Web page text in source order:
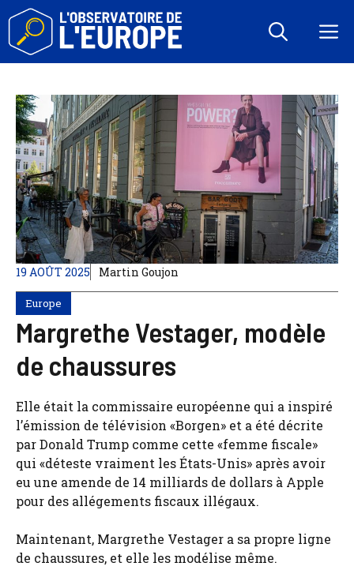
Aller
contenu
19 AOÛT 2025 Martin Goujon
Europe
Margrethe Vestager, modèle
de chaussures
Elle était la commissaire européenne qui a inspiré
l’émission de télévision «Borgen» et a été décrite
par Donald Trump comme cette «femme fiscale»
qui «déteste vraiment les États-Unis» après avoir
eu une amende de 14 milliards de dollars à Apple
pour des allégements fiscaux illégaux.
Maintenant, Margrethe Vestager a sa propre ligne
de chaussures, et elle les modélise même.